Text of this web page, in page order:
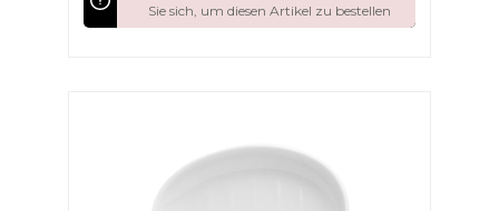
Sie sich, um diesen Artikel zu bestellen
Niedrige Sättigung Hohe Sättigung